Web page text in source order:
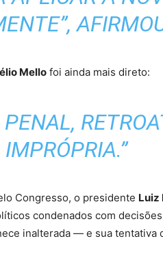
Mello foi ainda mais direto:
PENAL,
IMPRÓPRIA.”
Congresso, o presidente Luiz
condenados com
inalterada — e sua tentativa